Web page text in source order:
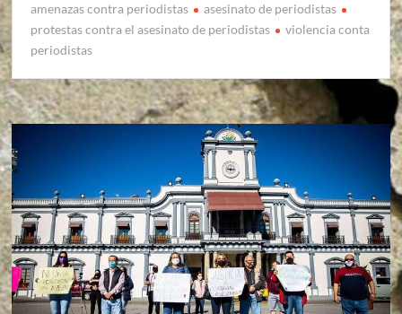
amenazas contra periodistas
asesinato de periodistas
protestas contra el asesinato de periodistas
violencia conta
periodistas